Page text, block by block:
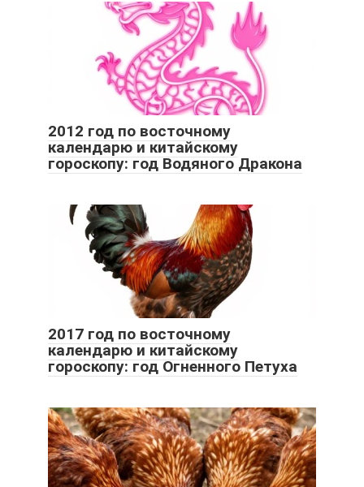
2012 год по восточному
календарю и китайскому
гороскопу: год Водяного Дракона
2017 год по восточному
календарю и китайскому
гороскопу: год Огненного Петуха